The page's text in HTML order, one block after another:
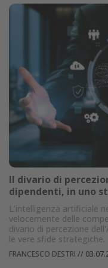
Il divario di
dipendenti, in uno
L’intelligenza artificiale
velocemente delle
divario di percezione
le vere sfide strategiche.
FRANCESCO DESTRI //